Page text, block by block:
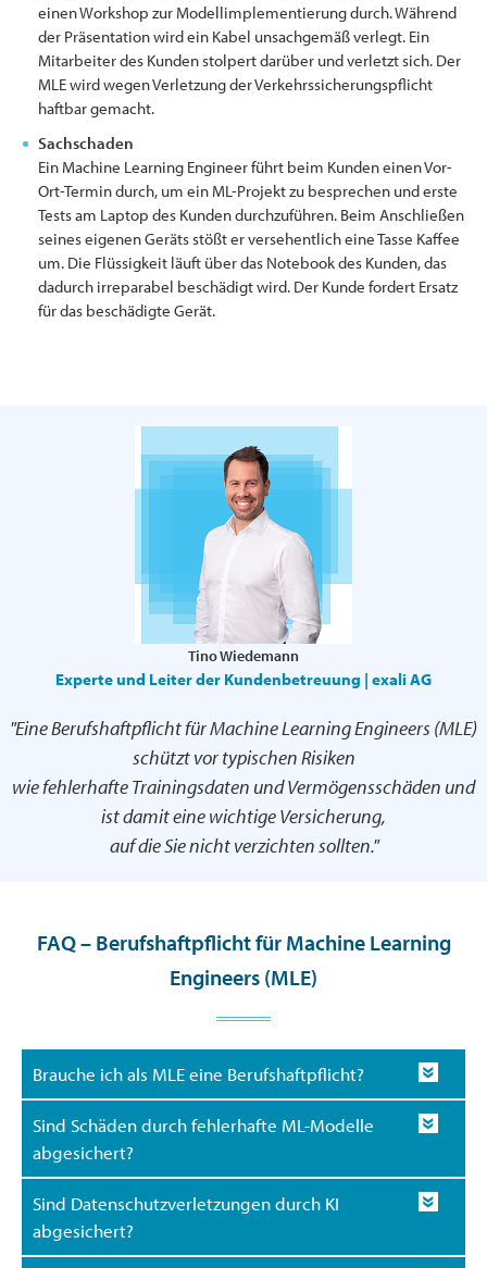
einen Workshop zur Modellimplementierung durch. Während
der Präsentation wird ein Kabel unsachgemäß verlegt. Ein
Mitarbeiter des Kunden stolpert darüber und verletzt sich. Der
MLE wird wegen Verletzung der Verkehrssicherungspflicht
haftbar gemacht.
Sachschaden
Ein Machine Learning Engineer führt beim Kunden einen Vor-
Ort-Termin durch, um ein ML-Projekt zu besprechen und erste
Tests am Laptop des Kunden durchzuführen. Beim Anschließen
seines eigenen Geräts stößt er versehentlich eine Tasse Kaffee
um. Die Flüssigkeit läuft über das Notebook des Kunden, das
dadurch irreparabel beschädigt wird. Der Kunde fordert Ersatz
für das beschädigte Gerät.
Tino Wiedemann
Experte und Leiter der Kundenbetreuung | exali AG
"Eine Berufshaftpflicht für Machine Learning Engineers (MLE)
schützt vor typischen Risiken
wie fehlerhafte Trainingsdaten und Vermögensschäden und
ist damit eine wichtige Versicherung,
auf die Sie nicht verzichten sollten."
FAQ – Berufshaftpflicht für Machine Learning
Engineers (MLE)
Brauche ich als MLE eine Berufshaftpflicht?
Sind Schäden durch fehlerhafte ML-Modelle
abgesichert?
Sind Datenschutzverletzungen durch KI
abgesichert?